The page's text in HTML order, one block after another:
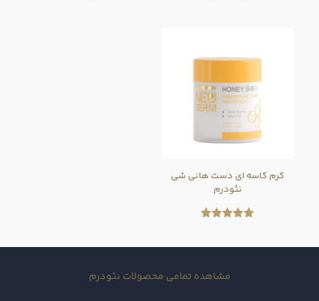
کرم کاسه ای دست هانی شی
نئودرم
از 5
مشاهده تمامی محصولات نئودرم